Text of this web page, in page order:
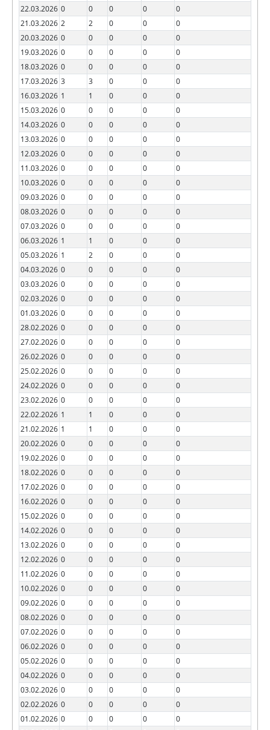
22.03.2026 0 0 0 0
0
21.03.2026 2 2 0 0
0
20.03.2026 0 0 0 0
0
19.03.2026 0 0 0 0
0
18.03.2026 0 0 0 0
0
17.03.2026 3 3 0 0
0
16.03.2026 1 1 0 0
0
15.03.2026 0 0 0 0
0
14.03.2026 0 0 0 0
0
13.03.2026 0 0 0 0
0
12.03.2026 0 0 0 0
0
11.03.2026 0 0 0 0
0
10.03.2026 0 0 0 0
0
09.03.2026 0 0 0 0
0
08.03.2026 0 0 0 0
0
07.03.2026 0 0 0 0
0
06.03.2026 1 1 0 0
0
05.03.2026 1 2 0 0
0
04.03.2026 0 0 0 0
0
03.03.2026 0 0 0 0
0
02.03.2026 0 0 0 0
0
01.03.2026 0 0 0 0
0
28.02.2026 0 0 0 0
0
27.02.2026 0 0 0 0
0
26.02.2026 0 0 0 0
0
25.02.2026 0 0 0 0
0
24.02.2026 0 0 0 0
0
23.02.2026 0 0 0 0
0
22.02.2026 1 1 0 0
0
21.02.2026 1 1 0 0
0
20.02.2026 0 0 0 0
0
19.02.2026 0 0 0 0
0
18.02.2026 0 0 0 0
0
17.02.2026 0 0 0 0
0
16.02.2026 0 0 0 0
0
15.02.2026 0 0 0 0
0
14.02.2026 0 0 0 0
0
13.02.2026 0 0 0 0
0
12.02.2026 0 0 0 0
0
11.02.2026 0 0 0 0
0
10.02.2026 0 0 0 0
0
09.02.2026 0 0 0 0
0
08.02.2026 0 0 0 0
0
07.02.2026 0 0 0 0
0
06.02.2026 0 0 0 0
0
05.02.2026 0 0 0 0
0
04.02.2026 0 0 0 0
0
03.02.2026 0 0 0 0
0
02.02.2026 0 0 0 0
0
01.02.2026 0 0 0 0
0